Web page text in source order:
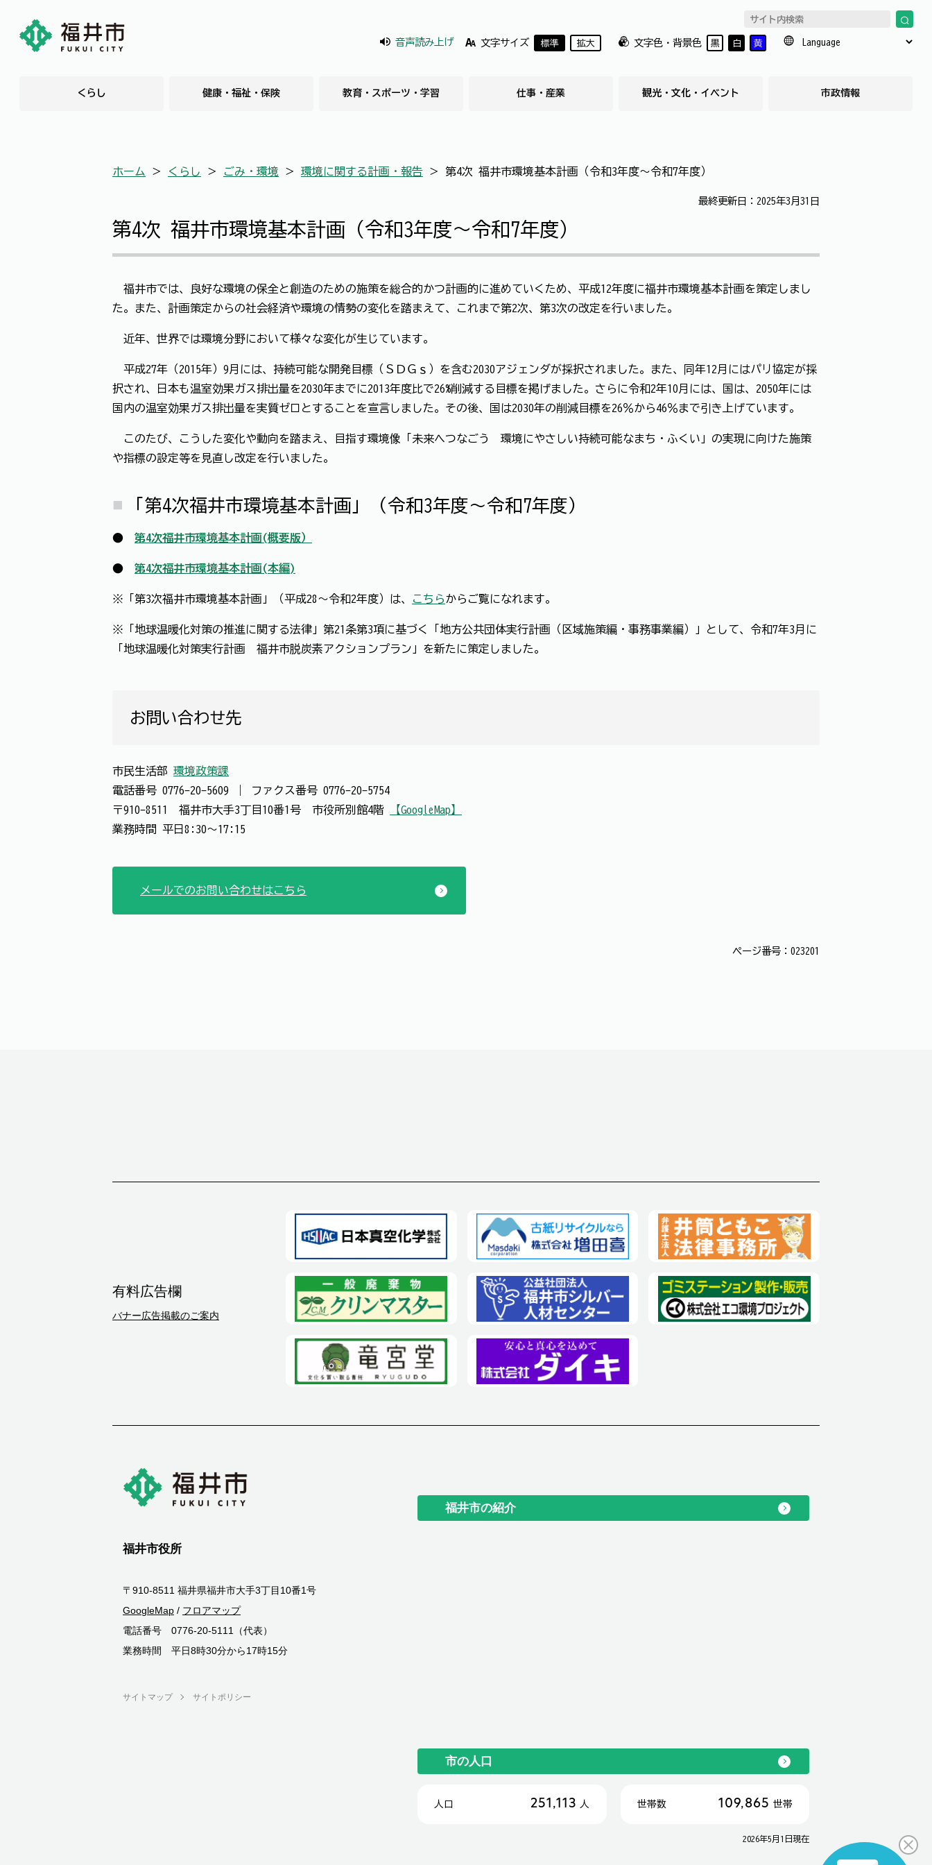
音声読み上げ 文字サイズ 標準 拡大 文字色・背景色 黒 白 黄
くらし 健康・福祉・保険 教育・スポーツ・学習 仕事・産業 観光・文化・イベント 市政情報
ホーム ＞ くらし ＞ ごみ・環境 ＞ 環境に関する計画・報告 ＞ 第4次 福井市環境基本計画（令和3年度～令和7年度）
最終更新日：2025年3月31日
第4次 福井市環境基本計画（令和3年度～令和7年度）
福井市では、良好な環境の保全と創造のための施策を総合的かつ計画的に進めていくため、平成12年度に福井市環境基本計画を策定しまし
た。また、計画策定からの社会経済や環境の情勢の変化を踏まえて、これまで第2次、第3次の改定を行いました。
近年、世界では環境分野において様々な変化が生じています。
平成27年（2015年）9月には、持続可能な開発目標（ＳＤＧｓ）を含む2030アジェンダが採択されました。また、同年12月にはパリ協定が採
択され、日本も温室効果ガス排出量を2030年までに2013年度比で26%削減する目標を掲げました。さらに令和2年10月には、国は、2050年には
国内の温室効果ガス排出量を実質ゼロとすることを宣言しました。その後、国は2030年の削減目標を26％から46％まで引き上げています。
このたび、こうした変化や動向を踏まえ、目指す環境像「未来へつなごう 環境にやさしい持続可能なまち・ふくい」の実現に向けた施策
や指標の設定等を見直し改定を行いました。
「第4次福井市環境基本計画」（令和3年度～令和7年度）
● 第4次福井市環境基本計画(概要版）
● 第4次福井市環境基本計画(本編)
※「第3次福井市環境基本計画」（平成28～令和2年度）は、 こちらからご覧になれます。
※「地球温暖化対策の推進に関する法律」第21条第3項に基づく「地方公共団体実行計画（区域施策編・事務事業編）」として、令和7年3月に
「地球温暖化対策実行計画 福井市脱炭素アクションプラン」を新たに策定しました。
お問い合わせ先
市民生活部 環境政策課
電話番号 0776-20-5609 ファクス番号 0776-20-5754
〒910-8511 福井市大手3丁目10番1号 市役所別館4階
【GoogleMap】
業務時間 平日8:30～17:15
メールでのお問い合わせはこちら
ページ番号：023201
有料広告欄
バナー広告掲載のご案内
福井市役所
〒910-8511 福井県福井市大手3丁目10番1号
GoogleMap / フロアマップ
電話番号 0776-20-5111（代表）
業務時間 平日8時30分から17時15分
サイトマップ サイトポリシー
福井市の紹介
市の人口
人口 251,113 人 世帯数 109,865 世帯
2026年5月1日現在